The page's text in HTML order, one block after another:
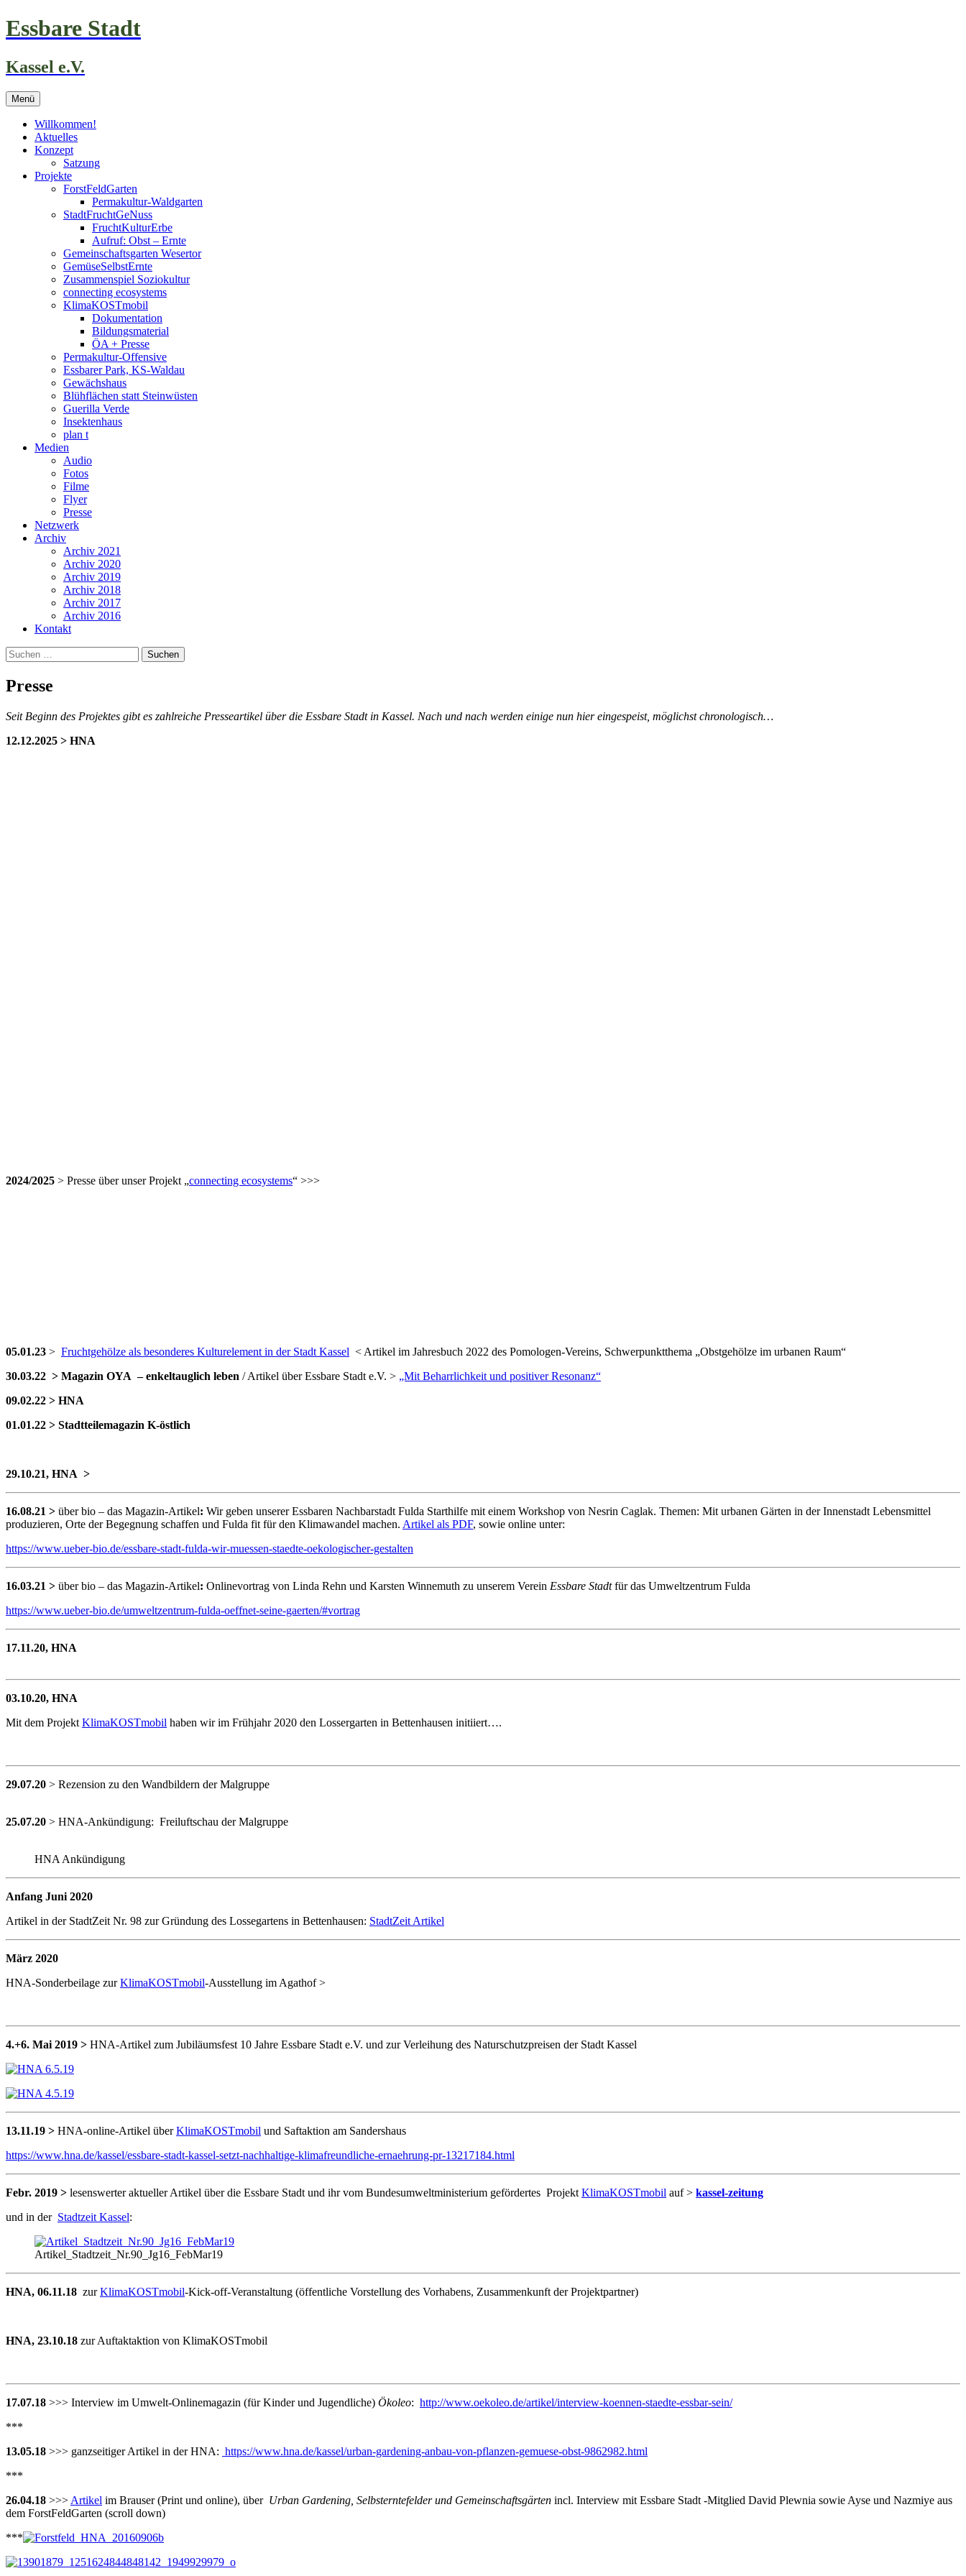
Zum
Inhalt
Essbare Stadt
Kassel e.V.
Menü
Willkommen!
Aktuelles
Konzept
Satzung
Projekte
ForstFeldGarten
Permakultur-Waldgarten
StadtFruchtGeNuss
FruchtKulturErbe
Aufruf: Obst – Ernte
Gemeinschaftsgarten Wesertor
GemüseSelbstErnte
Zusammenspiel Soziokultur
connecting ecosystems
KlimaKOSTmobil
Dokumentation
Bildungsmaterial
ÖA + Presse
Permakultur-Offensive
Essbarer Park, KS-Waldau
Gewächshaus
Blühflächen statt Steinwüsten
Guerilla Verde
Insektenhaus
plan t
Medien
Audio
Fotos
Filme
Flyer
Presse
Netzwerk
Archiv
Archiv 2021
Archiv 2020
Archiv 2019
Archiv 2018
Archiv 2017
Archiv 2016
Kontakt
Suchen
nach:
Presse
Seit Beginn des Projektes gibt es zahlreiche Presseartikel über die Essbare Stadt in Kassel. Nach und nach werden einige nun hier eingespeist, möglichst chronologisch…
12.12.2025 > HNA
2024/2025 > Presse über unser Projekt „connecting ecosystems“ >>>
05.01.23 > Fruchtgehölze als besonderes Kulturelement in der Stadt Kassel < Artikel im Jahresbuch 2022 des Pomologen-Vereins, Schwerpunktthema „Obstgehölze im urbanen Raum“
30.03.22 > Magazin OYA – enkeltauglich leben / Artikel über Essbare Stadt e.V. > „Mit Beharrlichkeit und positiver Resonanz“
09.02.22 > HNA
01.01.22 > Stadtteilemagazin K-östlich
29.10.21, HNA >
16.08.21 > über bio – das Magazin-Artikel: Wir geben unserer Essbaren Nachbarstadt Fulda Starthilfe mit einem Workshop von Nesrin Caglak. Themen: Mit urbanen Gärten in der Innenstadt Lebensmittel
produzieren, Orte der Begegnung schaffen und Fulda fit für den Klimawandel machen. Artikel als PDF, sowie online unter:
https://www.ueber-bio.de/essbare-stadt-fulda-wir-muessen-staedte-oekologischer-gestalten
16.03.21 > über bio – das Magazin-Artikel: Onlinevortrag von Linda Rehn und Karsten Winnemuth zu unserem Verein Essbare Stadtfür das Umweltzentrum Fulda
https://www.ueber-bio.de/umweltzentrum-fulda-oeffnet-seine-gaerten/#vortrag
17.11.20, HNA
03.10.20, HNA
Mit dem Projekt KlimaKOSTmobil haben wir im Frühjahr 2020 den Lossergarten in Bettenhausen initiiert….
29.07.20 > Rezension zu den Wandbildern der Malgruppe
25.07.20 > HNA-Ankündigung: Freiluftschau der Malgruppe
HNA Ankündigung
Anfang Juni 2020
Artikel in der StadtZeit Nr. 98 zur Gründung des Lossegartens in Bettenhausen: StadtZeit Artikel
März 2020
HNA-Sonderbeilage zurKlimaKOSTmobil-Ausstellung im Agathof >
4.+6. Mai 2019 > HNA-Artikel zum Jubiläumsfest 10 Jahre Essbare Stadt e.V. und zur Verleihung des Naturschutzpreisen der Stadt Kassel
13.11.19 > HNA-online-Artikel überKlimaKOSTmobil und Saftaktion am Sandershaus
https://www.hna.de/kassel/essbare-stadt-kassel-setzt-nachhaltige-klimafreundliche-ernaehrung-pr-13217184.html
Febr. 2019 > lesenswerter aktueller Artikel über die Essbare Stadt und ihr vom Bundesumweltministerium gefördertes Projekt KlimaKOSTmobil auf > kassel-zeitung
und in der Stadtzeit Kassel:
Artikel_Stadtzeit_Nr.90_Jg16_FebMar19
HNA, 06.11.18 zurKlimaKOSTmobil-Kick-off-Veranstaltung (öffentliche Vorstellung des Vorhabens, Zusammenkunft der Projektpartner)
HNA, 23.10.18 zur Auftaktaktion von KlimaKOSTmobil
17.07.18 >>> Interview im Umwelt-Onlinemagazin (für Kinder und Jugendliche) Ökoleo: http://www.oekoleo.de/artikel/interview-koennen-staedte-essbar-sein/
***
13.05.18 >>> ganzseitiger Artikel in der HNA: https://www.hna.de/kassel/urban-gardening-anbau-von-pflanzen-gemuese-obst-9862982.html
***
26.04.18 >>> Artikel im Brauser (Print und online), über Urban Gardening, Selbsterntefelder und Gemeinschaftsgärten incl. Interview mit Essbare Stadt -Mitglied David Plewnia sowie Ayse und Nazmiye aus
dem ForstFeldGarten (scroll down)
***